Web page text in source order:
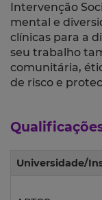
Intervenção
mental e
clínicas para a
seu trabalho
comunitária,
de risco e
Universidade/